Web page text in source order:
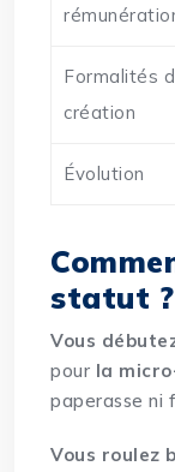
Formalités
création
Évolution
statut ?
Vous
pour la
paperasse ni
Vous roulez